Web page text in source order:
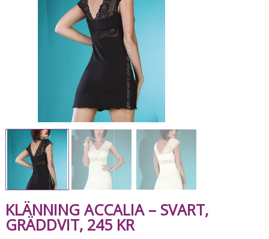
KLÄNNING ACCALIA – SVART,
GRÄDDVIT, 245 KR